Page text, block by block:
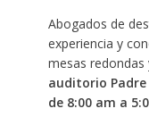
Abogados de
experiencia y
mesas redondas
auditorio
de 8:00 am a